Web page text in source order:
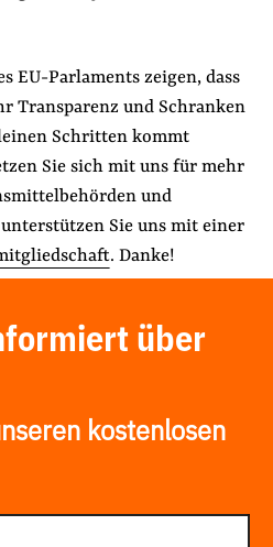
EU-Parlaments zeigen, dass
Transparenz und Schranken
Schritten kommt
Sie sich mit uns für mehr
und
Sie uns mit einer
. Danke!
über
kostenlosen